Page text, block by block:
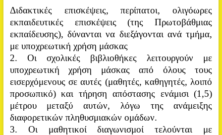
Διδακτικές επισκέψεις, περίπατοι, ολιγόωρες
εκπαιδευτικές επισκέψεις (της Πρωτοβάθμιας
εκπαίδευσης), δύνανται να διεξάγονται ανά τμήμα,
με υποχρεωτική χρήση μάσκας
2. Οι σχολικές βιβλιοθήκες λειτουργούν με
υποχρεωτική χρήση μάσκας από όλους τους
εισερχόμενους σε αυτές (μαθητές, καθηγητές, λοιπό
προσωπικό) και τήρηση απόστασης ενάμισι (1,5)
μέτρου μεταξύ αυτών, λόγω της ανάμειξης
διαφορετικών πληθυσμιακών ομάδων.
3. Οι μαθητικοί διαγωνισμοί τελούνται με